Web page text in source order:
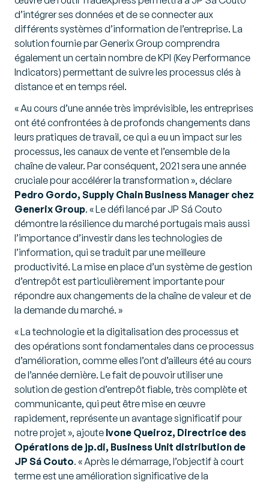
d’intégrer ses données et de se connecter aux
différents systèmes d’information de l’entreprise. La
solution fournie par Generix Group comprendra
également un certain nombre de KPI (Key Performance
Indicators) permettant de suivre les processus clés à
distance et en temps réel.
«Au cours d’une année très imprévisible, les entreprises
ont été confrontées à de profonds changements dans
leurs pratiques de travail, ce qui a eu un impact sur les
processus, les canaux de vente et l’ensemble de la
chaîne de valeur. Par conséquent, 2021 sera une année
cruciale pour accélérer la transformation », déclare
Pedro Gordo, Supply Chain Business Manager chez
Generix Group. «Le défi lancé par JP Sá Couto
démontre la résilience du marché portugais mais aussi
l’importance d’investir dans les technologies de
l’information, qui se traduit par une meilleure
productivité. La mise en place d’un système de gestion
d’entrepôt est particulièrement importante pour
répondre aux changements de la chaîne de valeur et de
la demande du marché. »
«La technologie et la digitalisation des processus et
des opérations sont fondamentales dans ce processus
d’amélioration, comme elles l’ont d’ailleurs été au cours
de l’année dernière. Le fait de pouvoir utiliser une
solution de gestion d’entrepôt fiable, très complète et
communicante, qui peut être mise en œuvre
rapidement, représente un avantage significatif pour
notre projet», ajoute Ivone Queiroz, Directrice des
Opérations de jp.di, Business Unit distribution de
JP Sá Couto. «Après le démarrage, l’objectif à court
terme est une amélioration significative de la